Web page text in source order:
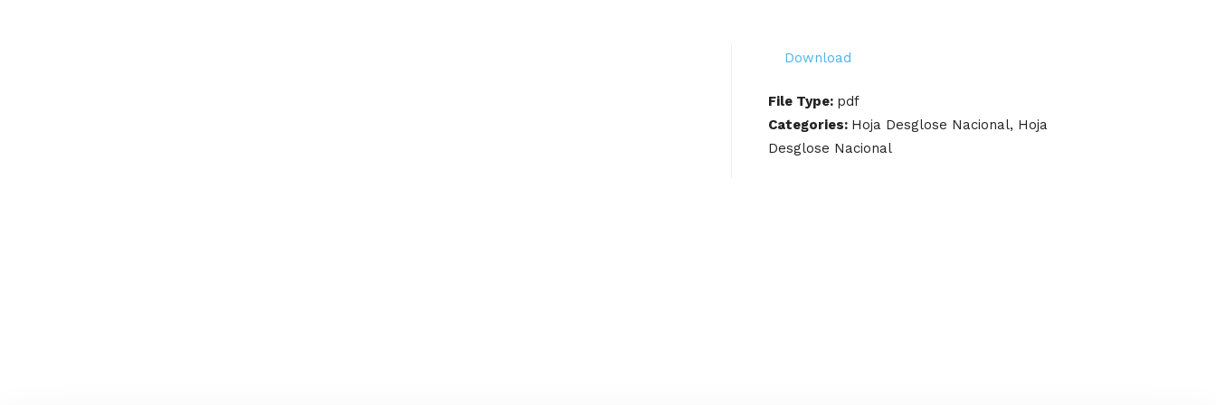
Download
File Type: pdf
Categories: Hoja Desglose Nacional, Hoja
Desglose Nacional